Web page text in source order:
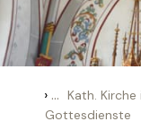
› ... Kath.
Gottesdienste